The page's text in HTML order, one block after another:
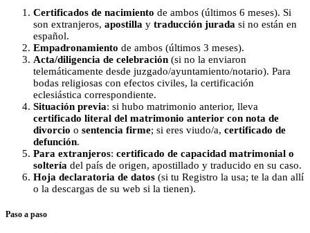
Certificados de nacimiento de ambos (últimos 6 meses). Si
son extranjeros, apostilla y traducción jurada si no están en
español.
Empadronamiento de ambos (últimos 3 meses).
Acta/diligencia de celebración (si no la enviaron
telemáticamente desde juzgado/ayuntamiento/notario). Para
bodas religiosas con efectos civiles, la certificación
eclesiástica correspondiente.
Situación previa: si hubo matrimonio anterior, lleva
certificado literal del matrimonio anterior con nota de
divorcio o sentencia firme; si eres viudo/a, certificado de
defunción.
Para extranjeros: certificado de capacidad matrimonial o
soltería del país de origen, apostillado y traducido en su caso.
Hoja declaratoria de datos (si tu Registro la usa; te la dan allí
o la descargas de su web si la tienen).
Paso a paso